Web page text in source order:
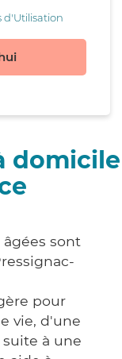
d'Utilisation
domicile
âgées sont
pour
vie, d'une
à une